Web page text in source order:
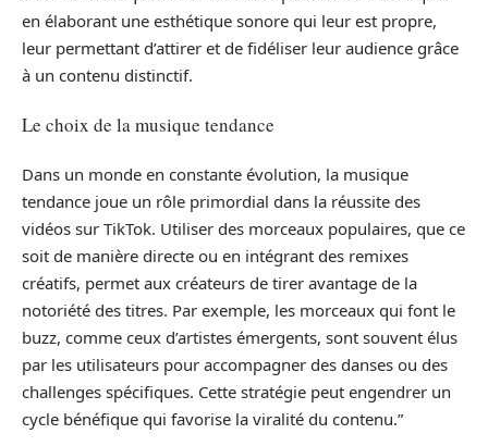
en élaborant une esthétique sonore qui leur est propre,
leur permettant d’attirer et de fidéliser leur audience grâce
à un contenu distinctif.
Le choix de la musique tendance
Dans un monde en constante évolution, la musique
tendance joue un rôle primordial dans la réussite des
vidéos sur TikTok. Utiliser des morceaux populaires, que ce
soit de manière directe ou en intégrant des remixes
créatifs, permet aux créateurs de tirer avantage de la
notoriété des titres. Par exemple, les morceaux qui font le
buzz, comme ceux d’artistes émergents, sont souvent élus
par les utilisateurs pour accompagner des danses ou des
challenges spécifiques. Cette stratégie peut engendrer un
cycle bénéfique qui favorise la viralité du contenu.”